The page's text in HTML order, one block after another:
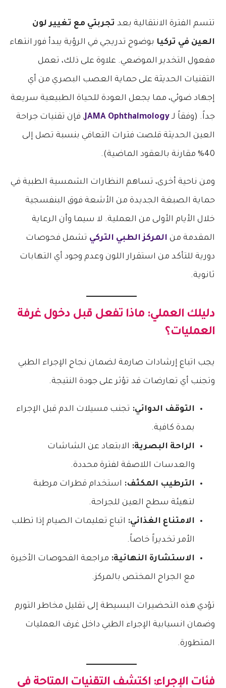
تتسم الفترة الانتقالية بعد تجربتي مع تغيير لون
العين في تركيا بوضوح تدريجي في الرؤية يبدأ فور انتهاء
مفعول التخدير الموضعي. علاوة على ذلك، تعمل
التقنيات الحديثة على حماية العصب البصري من أي
إجهاد ضوئي، مما يجعل العودة للحياة الطبيعية سريعة
جداً. (وفقاً لـJAMA Ophthalmology, فإن تقنيات جراحة
العين الحديثة قلصت فترات التعافي بنسبة تصل إلى
40% مقارنة بالعقود الماضية).
ومن ناحية أخرى، تساهم النظارات الشمسية الطبية في
حماية الصبغة الجديدة من الأشعة فوق البنفسجية
خلال الأيام الأولى من العملية. لا سيما وأن الرعاية
المقدمة من المركز الطبي التركي تشمل فحوصات
دورية للتأكد من استقرار اللون وعدم وجود أي التهابات
ثانوية.
دليلك العملي: ماذا تفعل قبل دخول غرفة
العمليات؟
يجب اتباع إرشادات صارمة لضمان نجاح الإجراء الطبي
وتجنب أي تعارضات قد تؤثر على جودة النتيجة.
التوقف الدوائي: تجنب مسيلات الدم قبل الإجراء
بمدة كافية.
الراحة البصرية: الابتعاد عن الشاشات
والعدسات اللاصقة لفترة محددة.
الترطيب المكثف: استخدام قطرات مرطبة
لتهيئة سطح العين للجراحة.
الامتناع الغذائي: اتباع تعليمات الصيام إذا تطلب
الأمر تخديراً خاصاً.
الاستشارة النهائية: مراجعة الفحوصات الأخيرة
مع الجراح المختص بالمركز.
تؤدي هذه التحضيرات البسيطة إلى تقليل مخاطر التورم
وضمان انسيابية الإجراء الطبي داخل غرف العمليات
المتطورة.
فئات الإجراء: اكتشف التقنيات المتاحة في